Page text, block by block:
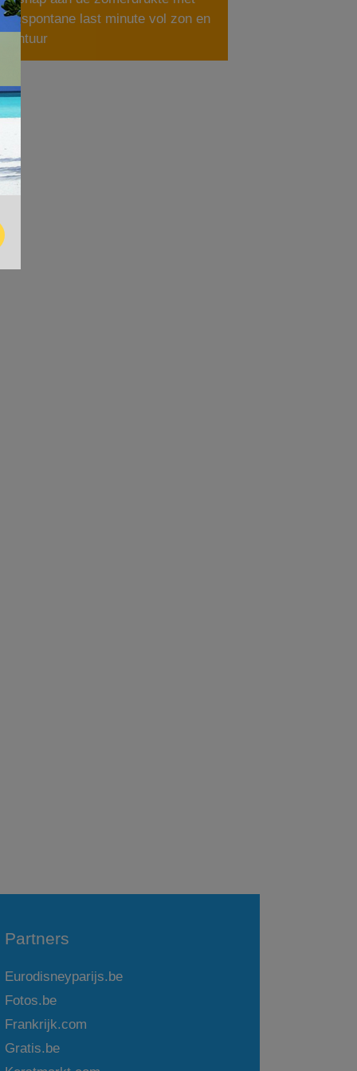
een spontane last minute vol zon en
avontuur
Partners
Eurodisneyparijs.be
Fotos.be
Frankrijk.com
Gratis.be